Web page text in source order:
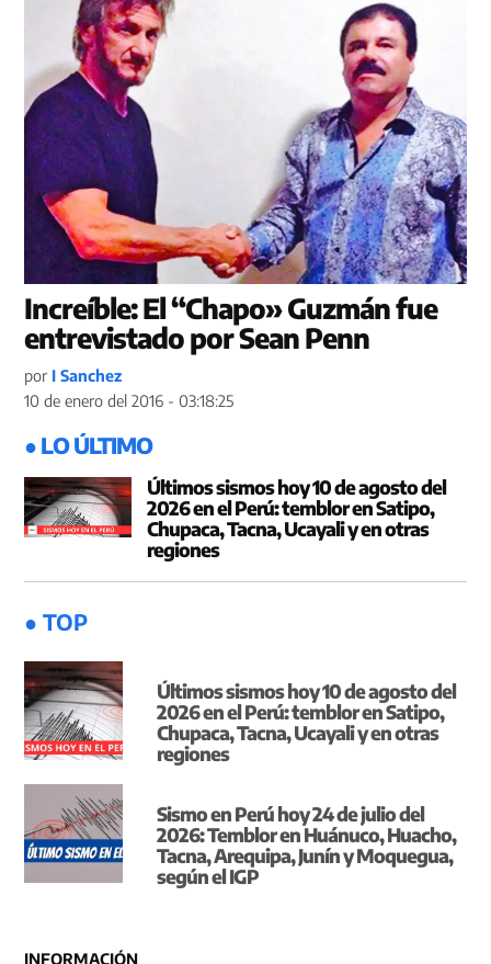
Increíble: El “Chapo» Guzmán fue
entrevistado por Sean Penn
por I Sanchez
10 de enero del 2016 - 03:18:25
● LO ÚLTIMO
Últimos sismos hoy 10 de agosto del
2026 en el Perú: temblor en Satipo,
Chupaca, Tacna, Ucayali y en otras
regiones
● TOP
Últimos sismos hoy 10 de agosto del
2026 en el Perú: temblor en Satipo,
Chupaca, Tacna, Ucayali y en otras
regiones
Sismo en Perú hoy 24 de julio del
2026: Temblor en Huánuco, Huacho,
Tacna, Arequipa, Junín y Moquegua,
según el IGP
INFORMACIÓN